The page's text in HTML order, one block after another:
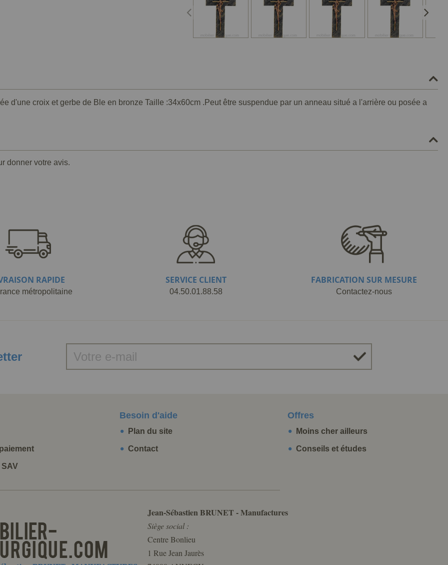
d'une croix et gerbe de Ble en bronze Taille :34x60cm .Peut être suspendue par un anneau situé a l'arrière ou posée a
donner votre avis.
RAPIDE
métropolitaine
SERVICE CLIENT
04.50.01.88.58
FABRICATION SUR MESURE
Contactez-nous
Besoin d'aide
Plan du site
Contact
Offres
Moins cher ailleurs
Conseils et études
Jean-Sébastien BRUNET - Manufactures
Siège social :
Centre Bonlieu
1 Rue Jean Jaurès